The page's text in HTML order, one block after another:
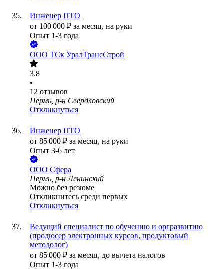
Инженер ПТО
от 100 000 ₽ за месяц, на руки
Опыт 1-3 года
ООО ТСк УралТрансСтрой
3.8
•
12 отзывов
Пермь, р-н Свердловский
Откликнуться
Инженер ПТО
от 85 000 ₽ за месяц, на руки
Опыт 3-6 лет
ООО Сфера
Пермь, р-н Ленинский
Можно без резюме
Откликнитесь среди первых
Откликнуться
Ведущий специалист по обучению и оргразвитию
(продюсер электронных курсов, продуктовый
методолог)
от 85 000 ₽ за месяц, до вычета налогов
Опыт 1-3 года